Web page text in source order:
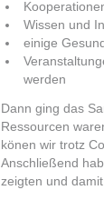
Wissen und
einige
werden
Dann ging das
Ressourcen
könen wir trotz
Anschließend
zeigten und